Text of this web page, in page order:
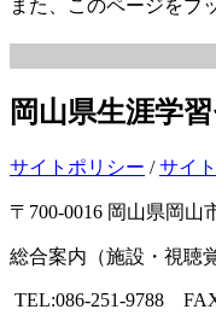
また、このページをブ
岡山県生涯学
サイトポリシー /サイ
〒700-0016 岡山県岡山
総合案内（施設・視聴
TEL:086-251-9788